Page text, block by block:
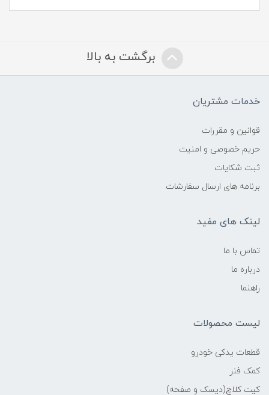
برگشت به بالا
خدمات مشتریان
قوانین و مقررات
حریم خصوصی و امنیت
ثبت شکایات
برنامه های ارسال سفارشات
لینک های مفید
تماس با ما
درباره ما
راهنما
لیست محصولات
قطعات یدکی خودرو
کمک فنر
کیت کلاچ(دیسک و صفحه)